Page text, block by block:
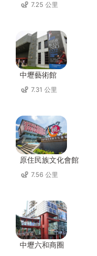
7.25 公里
中壢藝術館
7.31 公里
原住民族文化會館
7.56 公里
中壢六和商圈